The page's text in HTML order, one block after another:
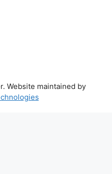
Website maintained by